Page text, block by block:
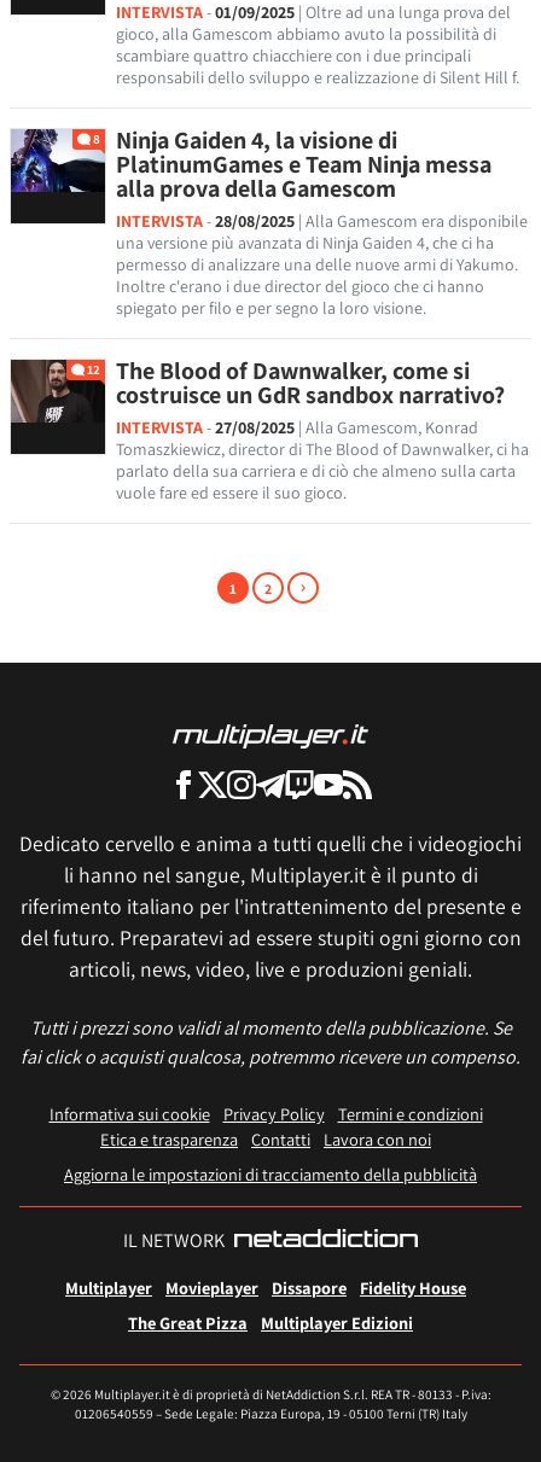
INTERVISTA-01/09/2025 | Oltre ad una lunga prova del
gioco, alla Gamescom abbiamo avuto la possibilità di
scambiare quattro chiacchiere con i due principali
responsabili dello sviluppo e realizzazione di Silent Hill f.
8 Ninja Gaiden 4, la visione di
PlatinumGames e Team Ninja messa
alla prova della Gamescom
INTERVISTA-28/08/2025 | Alla Gamescom era disponibile
una versione più avanzata di Ninja Gaiden 4, che ci ha
permesso di analizzare una delle nuove armi di Yakumo.
Inoltre c'erano i due director del gioco che ci hanno
spiegato per filo e per segno la loro visione.
12 The Blood of Dawnwalker, come si
costruisce un GdR sandbox narrativo?
INTERVISTA-27/08/2025 | Alla Gamescom, Konrad
Tomaszkiewicz, director di The Blood of Dawnwalker, ci ha
parlato della sua carriera e di ciò che almeno sulla carta
vuole fare ed essere il suo gioco.
1 2
Dedicato cervello e anima a tutti quelli che i videogiochi
li hanno nel sangue, Multiplayer.it è il punto di
riferimento italiano per l'intrattenimento del presente e
del futuro. Preparatevi ad essere stupiti ogni giorno con
articoli, news, video, live e produzioni geniali.
Tutti i prezzi sono validi al momento della pubblicazione. Se
fai click o acquisti qualcosa, potremmo ricevere un compenso.
Informativa sui cookie Privacy Policy
Termini e condizioni
Etica e trasparenza Contatti
Lavora con noi
Aggiorna le impostazioni di tracciamento della pubblicità
IL NETWORK
Multiplayer Movieplayer Dissapore
Fidelity House
The Great Pizza
Multiplayer Edizioni
© 2026 Multiplayer.it è di proprietà di NetAddiction S.r.l. REA TR - 80133 - P.iva:
01206540559 – Sede Legale: Piazza Europa, 19 - 05100 Terni (TR) Italy